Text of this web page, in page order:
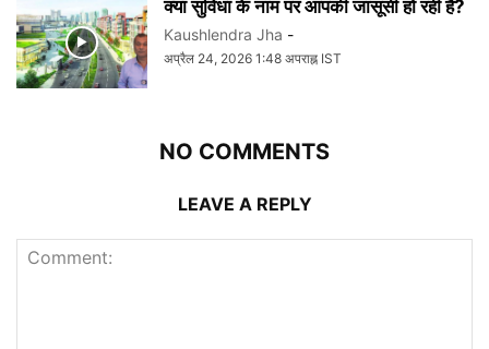
क्या सुविधा के नाम पर आपकी जासूसी हो रही है?
Kaushlendra Jha -
अप्रैल 24, 2026 1:48 अपराह्न IST
NO COMMENTS
LEAVE A REPLY